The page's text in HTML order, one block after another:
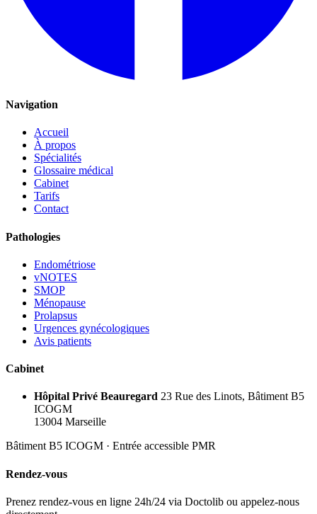
Navigation
Accueil
À propos
Spécialités
Glossaire médical
Cabinet
Tarifs
Contact
Pathologies
Endométriose
vNOTES
SMOP
Ménopause
Prolapsus
Urgences gynécologiques
Avis patients
Cabinet
Hôpital Privé Beauregard 23 Rue des Linots, Bâtiment B5
ICOGM
13004 Marseille
Bâtiment B5 ICOGM · Entrée accessible PMR
Rendez-vous
Prenez rendez-vous en ligne 24h/24 via Doctolib ou appelez-nous